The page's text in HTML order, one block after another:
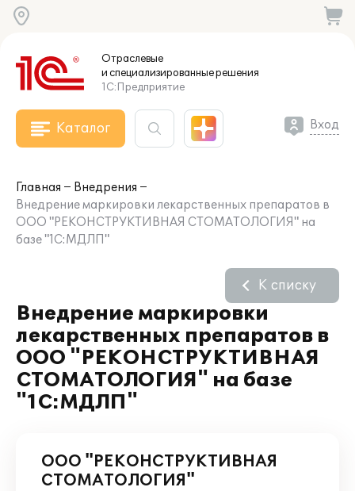
Отраслевые
и специализированныерешения
1С:Предприятие
Каталог Вход
Главная
Внедрения
Внедрение маркировки лекарственных препаратов в
ООО "РЕКОНСТРУКТИВНАЯ СТОМАТОЛОГИЯ" на
базе "1С:МДЛП"
Внедрение маркировки
лекарственных препаратов в
ООО "РЕКОНСТРУКТИВНАЯ
СТОМАТОЛОГИЯ" на базе
"1С:МДЛП"
К списку
ООО "РЕКОНСТРУКТИВНАЯ
СТОМАТОЛОГИЯ"